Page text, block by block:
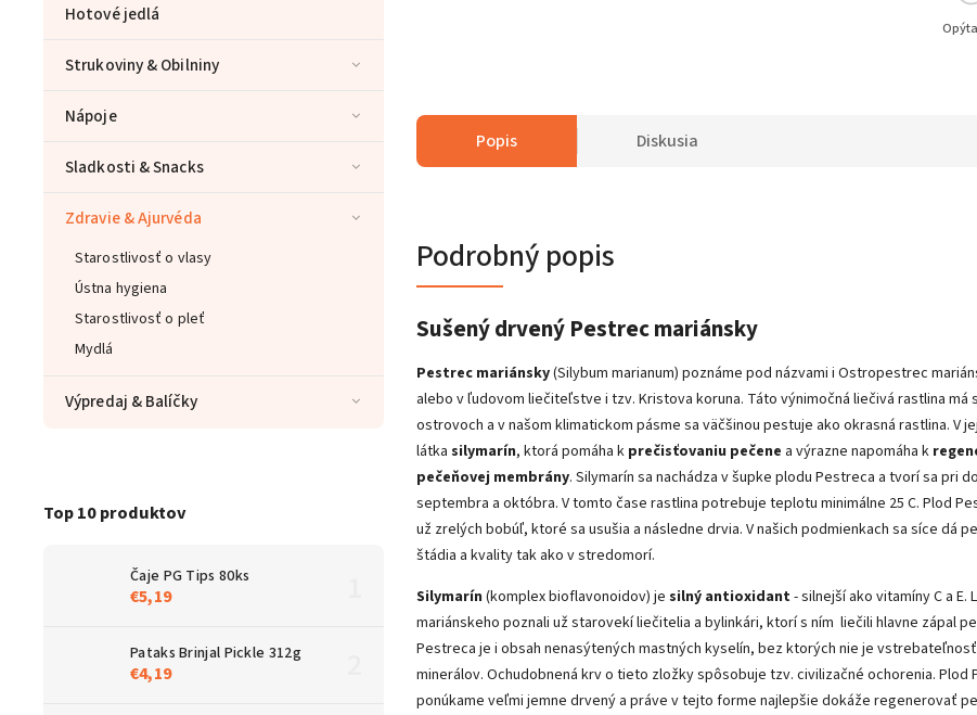
Hotové jedlá
Strukoviny & Obilniny
Nápoje
Sladkosti & Snacks
Zdravie & Ajurvéda
Starostlivosť o vlasy
Ústna hygiena
Starostlivosť o pleť
Mydlá
Výpredaj & Balíčky
Top 10 produktov
Čaje PG Tips 80ks
€5,19
Pataks Brinjal Pickle 312g
€4,19
Popis Diskusia
Podrobný popis
Sušený drvený Pestrec mariánsky
Pestrec mariánsky(Silybum marianum) poznáme pod názvami i Ostropestrec
alebo v ľudovom liečiteľstve i tzv. Kristova koruna. Táto výnimočná liečivá rastlina má
ostrovoch a v našom klimatickom pásme sa väčšinou pestuje ako okrasná rastlina. V
látka silymarín, ktorá pomáha k prečisťovaniu pečene a výrazne napomáha k
pečeňovej membrány. Silymarín sa nachádza v šupke plodu Pestreca a tvorí sa pri
septembra a októbra. V tomto čase rastlina potrebuje teplotu minimálne 25 C. Plod
už zrelých bobúľ, ktoré sa usušia a následne drvia. V našich podmienkach sa síce dá
štádia a kvality tak ako v stredomorí.
Silymarín (komplex bioflavonoidov) je silný antioxidant- silnejší ako vitamíny C a
mariánskeho poznali už starovekí liečitelia a bylinkári, ktorí s ním liečili hlavne zápal
Pestreca je i obsah nenasýtených mastných kyselín, bez ktorých nie je
minerálov. Ochudobnená krv o tieto zložky spôsobuje tzv. civilizačné ochorenia. Plod
ponúkame veľmi jemne drvený a práve v tejto forme najlepšie dokáže regenerovať